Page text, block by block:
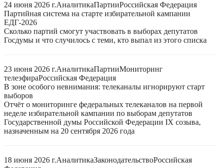
24 июня 2026 г.АналитикаПартииРоссийская Федерация
Партийная система на старте избирательной кампании
ЕДГ-2026
Сколько партий смогут участвовать в выборах депутатов
Госдумы и что случилось с теми, кто выпал из этого списка
23 июня 2026 г.АналитикаПартииМониторинг
телеэфираРоссийская Федерация
В зоне особого невнимания: телеканалы игнорируют старт
выборов
Отчёт о мониторинге федеральных телеканалов на первой
неделе избирательной кампании по выборам депутатов
Государственной думы Российской Федерации IX созыва,
назначенным на 20 сентября 2026 года
18 июня 2026 г.АналитикаЗаконодательствоРоссийская